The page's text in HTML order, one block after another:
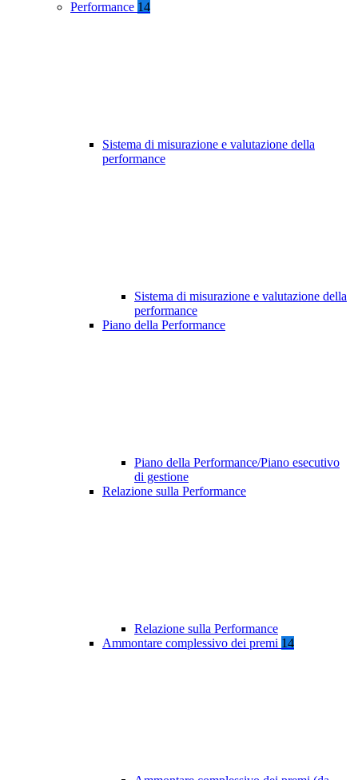
Performance 14
Sistema di misurazione e valutazione della
performance
Sistema di misurazione e valutazione della
performance
Piano della Performance
Piano della Performance/Piano esecutivo
di gestione
Relazione sulla Performance
Relazione sulla Performance
Ammontare complessivo dei premi 14